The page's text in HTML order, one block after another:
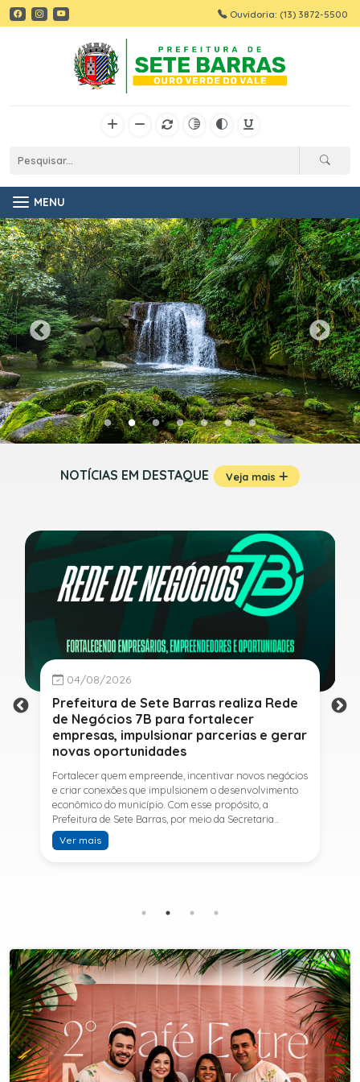
Ouvidoria: (13) 3872-5500
MENU
NOTÍCIAS EM DESTAQUE Veja mais
04/08/2026
Prefeitura de Sete Barras realiza Rede
de Negócios 7B para fortalecer
empresas, impulsionar parcerias e gerar
novas oportunidades
Fortalecer quem empreende, incentivar novos negócios
e criar conexões que impulsionem o desenvolvimento
econômico do município. Com esse propósito, a
Prefeitura de Sete Barras, por meio da Secretaria
Municipal de Turismo e Desenvolvimento Econômico,
promove na próxima terça-feira (11) a Rede de Negócios
telecomunicações e fundador da empresa Seu
Consultor, que compartilhará estratégias para
aumentar resultados, fortalecer relacionamentos
comerciais e ampliar as oportunidades de
negócios.Para a Secretária Municipal de Turismo e
Desenvolvimento Econômico, Edna Carvalho, a Rede de
Negócios 7B representa mais uma iniciativa da gestão
do Prefeito Ítalo Costa para fortalecer o
empreendedorismo e incentivar o crescimento das
Ver mais